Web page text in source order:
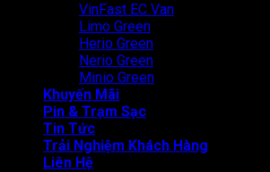
VinFast EC Van
Limo Green
Herio Green
Nerio Green
Minio Green
Khuyến Mãi
Pin & Trạm Sạc
Tin Tức
Trải Nghiệm Khách Hàng
Liên Hệ